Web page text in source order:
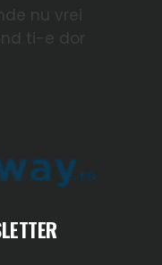
nu vrei
ti-e dor